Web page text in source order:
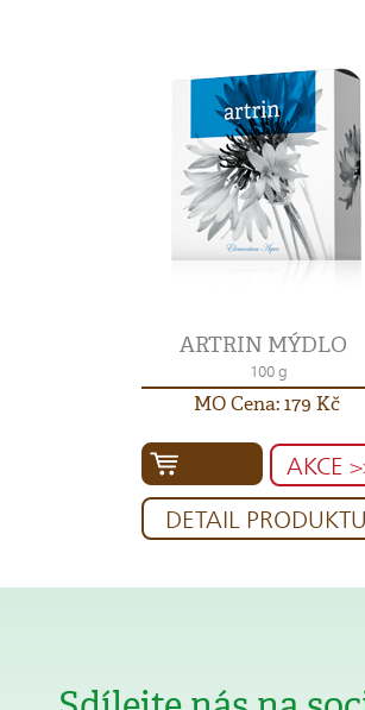
ARTRIN MÝDLO
100 g
MO Cena: 179 Kč
AKCE
DETAIL PRODUKTU